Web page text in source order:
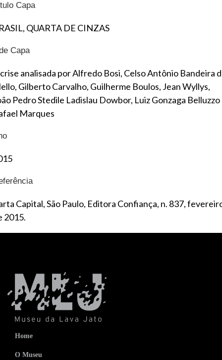
Capa
QUARTA DE CINZAS
Capa
analisada por Alfredo Bosi, Celso Antônio Bandeira
Gilberto Carvalho, Guilherme Boulos, Jean Wyllys,
Pedro Stedile Ladislau Dowbor, Luiz Gonzaga Belluzzo
Marques
Capital, São Paulo, Editora Confiança, n. 837,
2015.
Home
O Museu